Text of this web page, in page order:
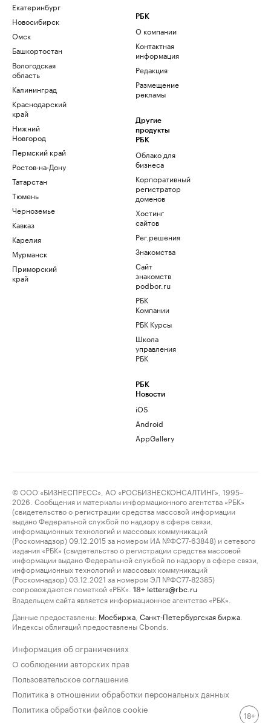
Екатеринбург
Новосибирск
Омск
Башкортостан
Вологодская
область
Калининград
Краснодарский
край
Нижний
Новгород
Пермский край
Ростов-на-Дону
Татарстан
Тюмень
Черноземье
Кавказ
Карелия
Мурманск
Приморский
край
РБК
О компании
Контактная
информация
Редакция
Размещение
рекламы
Другие
продукты
РБК
Облако для
бизнеса
Корпоративный
регистратор
доменов
Хостинг
сайтов
Рег.решения
Знакомства
Сайт
знакомств
podbor.ru
РБК
Компании
РБК Курсы
Школа
управления
РБК
РБК
Новости
iOS
Android
AppGallery
© ООО «БИЗНЕСПРЕСС», АО «РОСБИЗНЕСКОНСАЛТИНГ», 1995–
2026. Сообщения и материалы информационного агентства «РБК»
(свидетельство о регистрации средства массовой информации
выдано Федеральной службой по надзору в сфере связи,
информационных технологий и массовых коммуникаций
(Роскомнадзор) 09.12.2015 за номером ИА №ФС77-63848) и сетевого
издания «РБК» (свидетельство о регистрации средства массовой
информации выдано Федеральной службой по надзору в сфере связи,
информационных технологий и массовых коммуникаций
(Роскомнадзор) 03.12.2021 за номером ЭЛ №ФС77-82385)
сопровождаются пометкой «РБК».
18+ letters@rbc.ru
Владельцем сайта является информационное агентство «РБК».
Данные предоставлены: Мосбиржа Санкт-Петербургская биржа
Индексы облигаций предоставлены Cbonds.
Информация об ограничениях
О соблюдении авторских прав
Пользовательское соглашение
Политика в отношении обработки персональных данных
Политика обработки файлов cookie
18+